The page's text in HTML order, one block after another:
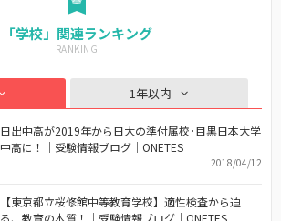
「学校」関連ランキング
1年以内
日出中高が2019年から日大の準付属校･目黒日本大学
中高に！｜受験情報ブログ｜ONETES
2018/04/12
【東京都立桜修館中等教育学校】適性検査から迫